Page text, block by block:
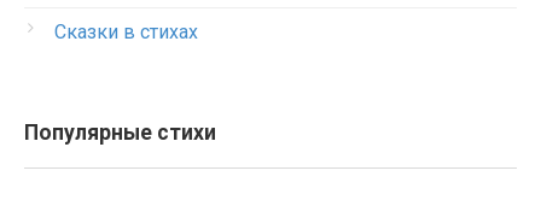
Сказки в стихах
Популярные стихи